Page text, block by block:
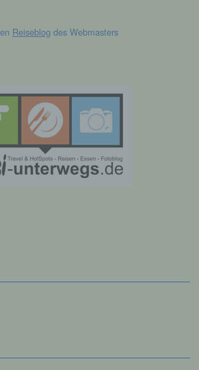
Reiseblog des Webmasters
Verantwortung des
ist jede von der betroffenen
für den bestimmten Fall in
Weise und unmissverständlich
Willensbekundung in Form
Daten einverstanden
des für die Verarbeitung